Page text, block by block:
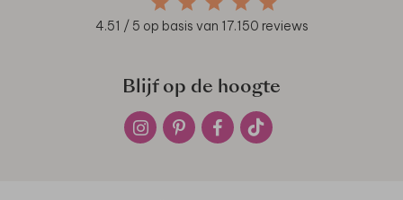
4.51 / 5 op basis van 17.150 reviews
Blijf op de hoogte